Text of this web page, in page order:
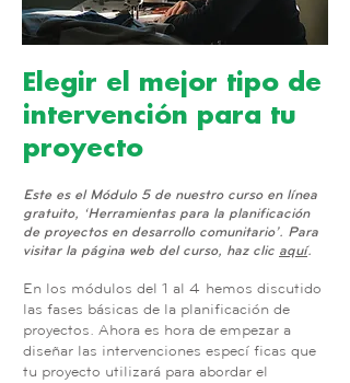
Elegir el mejor tipo de
intervención para tu
proyecto
Este es el Módulo 5 de nuestro curso en línea
gratuito, ‘Herramientas para la planificación
de proyectos en desarrollo comunitario’. Para
visitar la página web del curso, haz clic aquí.
En los módulos del 1 al 4 hemos discutido
las fases básicas de la planificación de
proyectos. Ahora es hora de empezar a
diseñar las intervenciones específicas que
tu proyecto utilizará para abordar el